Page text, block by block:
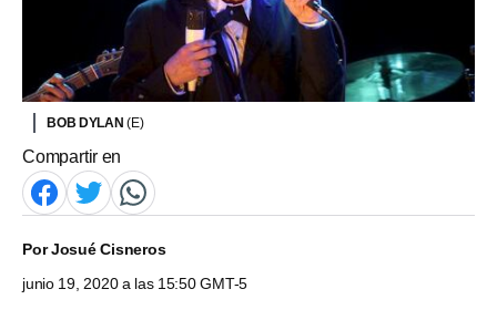
BOB DYLAN(E)
Compartir en
PorJosué Cisneros
junio 19, 2020 a las 15:50 GMT-5